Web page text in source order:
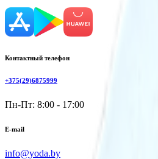
Контактный телефон
+375(29)6875999
Пн-Пт: 8:00 - 17:00
E-mail
info@yoda.by